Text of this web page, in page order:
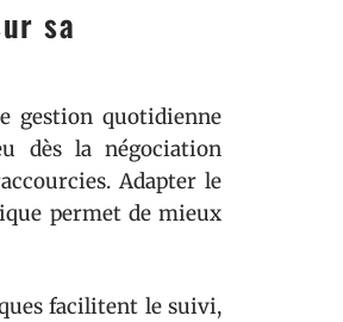
sa
gestion quotidienne
dès la négociation
Adapter le
permet de mieux
facilitent le suivi,